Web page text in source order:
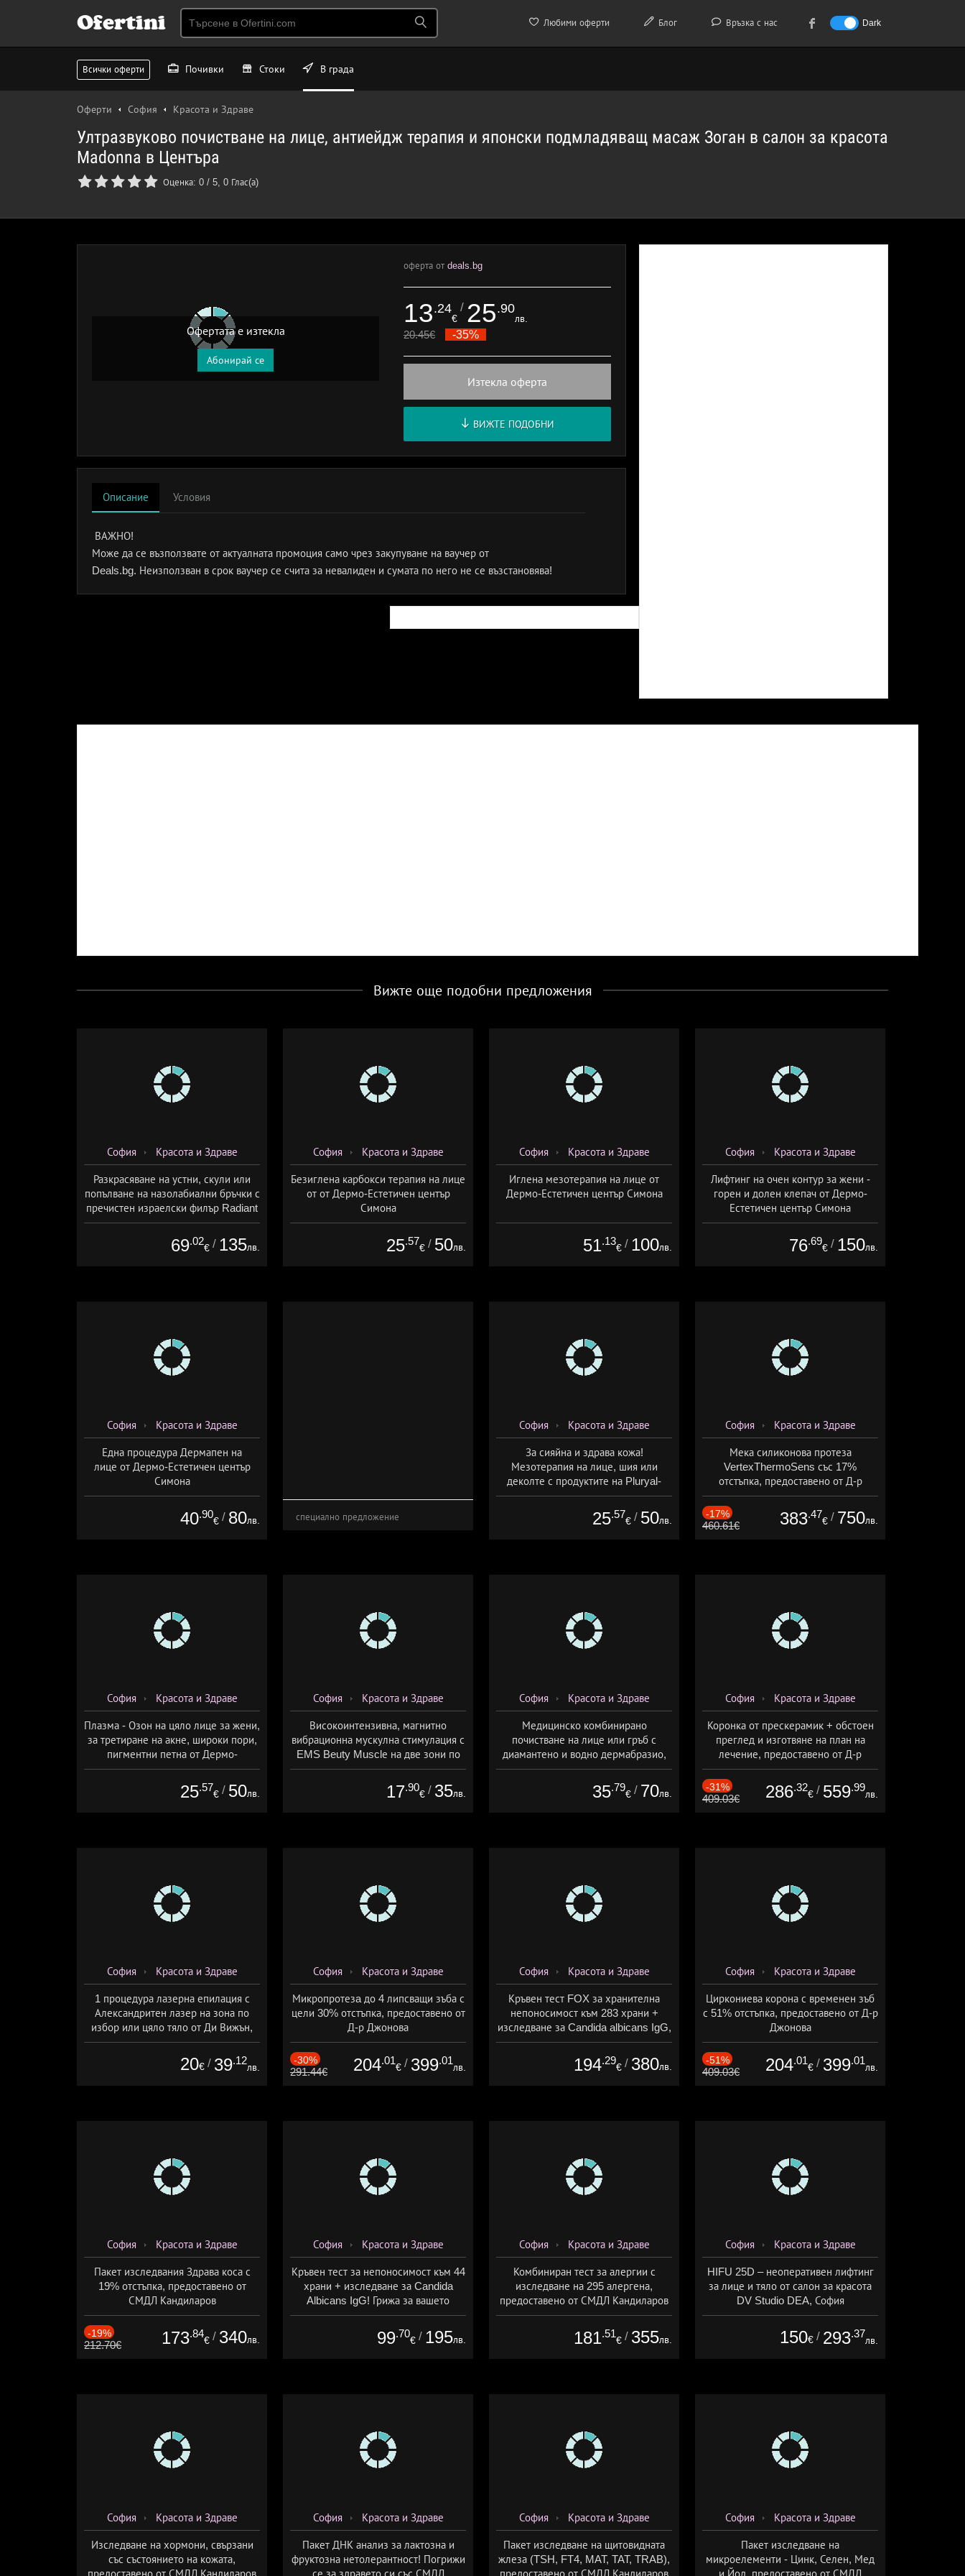
Любими оферти Блог Връзка с нас Dark
Ofertini
Всички оферти Почивки Стоки В града
Оферти София Красота и Здраве
Ултразвуково почистване на лице, антиейдж терапия и японски подмладяващ масаж Зоган в салон за красота
Madonna в Центъра
Оценка: 0 / 5, 0 Глас(а)
Офертата е изтекла
Абонирай се
оферта от deals.bg
13.24
€
/ 25.90
лв.
20.45€ -35%
Изтекла оферта
ВИЖТЕ ПОДОБНИ
Описание Условия
ВАЖНО!
Може да се възползвате от актуалната промоция само чрез закупуване на ваучер от
Deals.bg. Неизползван в срок ваучер се счита за невалиден и сумата по него не се възстановява!
Вижте още подобни предложения
София Красота и Здраве
Разкрасяване на устни, скули или
попълване на назолабиални бръчки с
пречистен израелски филър Radiant
от Дермо-Естетичен център Симона
69.02
€ / 135лв.
София Красота и Здраве
Безиглена карбокси терапия на лице
от от Дермо-Естетичен център
Симона
25.57
€ / 50лв.
София Красота и Здраве
Иглена мезотерапия на лице от
Дермо-Естетичен център Симона
51.13
€ / 100лв.
София Красота и Здраве
Лифтинг на очен контур за жени -
горен и долен клепач от Дермо-
Естетичен център Симона
76.69
€ / 150лв.
София Красота и Здраве
Една процедура Дермапен на
лице от Дермо-Естетичен център
Симона
40.90
€ / 80лв. специално предложение
София Красота и Здраве
За сияйна и здрава кожа!
Мезотерапия на лице, шия или
деколте с продуктите на Pluryal-
mesoline/Refresh/ от Дермо-
Естетичен център Симона
25.57
€ / 50лв.
София Красота и Здраве
Мека силиконова протеза
VertexThermoSens със 17%
отстъпка, предоставено от Д-р
Джонова
-17%
460.61€ 383.47
€ / 750лв.
София Красота и Здраве
Плазма - Озон на цяло лице за жени,
за третиране на акне, широки пори,
пигментни петна от Дермо-
Естетичен център Симона
25.57
€ / 50лв.
София Красота и Здраве
Високоинтензивна, магнитно
вибрационна мускулна стимулация с
EMS Beuty Musclе на две зони по
избор за един човек от Дермо-
Естетичен център Симона
17.90
€ / 35лв.
София Красота и Здраве
Медицинско комбинирано
почистване на лице или гръб с
диамантено и водно дермабразио,
плюс биохимичен пилинг от Дермо-
Естетичен център Симона
35.79
€ / 70лв.
София Красота и Здраве
Коронка от прескерамик + обстоен
преглед и изготвяне на план на
лечение, предоставено от Д-р
Джонова
-31%
409.03€ 286.32
€ / 559.99
лв.
София Красота и Здраве
1 процедура лазерна епилация с
Александритен лазер на зона по
избор или цяло тяло от Ди Вижън,
София
20€ / 39.12
лв.
София Красота и Здраве
Микропротезa до 4 липсващи зъба с
цели 30% отстъпка, предоставено от
Д-р Джонова
-30%
291.44€ 204.01
€ / 399.01
лв.
София Красота и Здраве
Кръвен тест FOX за хранителна
непоносимост към 283 храни +
изследване за Candida albicans IgG,
предоставено от СМДЛ Кандиларов
194.29
€ / 380лв.
София Красота и Здраве
Циркониева корона с временен зъб
с 51% отстъпка, предоставено от Д-р
Джонова
-51%
409.03€ 204.01
€ / 399.01
лв.
София Красота и Здраве
Пакет изследвания Здрава коса с
19% отстъпка, предоставено от
СМДЛ Кандиларов
-19%
212.70€ 173.84
€ / 340лв.
София Красота и Здраве
Кръвен тест за непоносимост към 44
храни + изследване за Candida
Albicans IgG! Грижа за вашето
здраве от СМДЛ Кандиларов
99.70
€ / 195лв.
София Красота и Здраве
Комбиниран тест за алергии с
изследване на 295 алергена,
предоставено от СМДЛ Кандиларов
181.51
€ / 355лв.
София Красота и Здраве
HIFU 25D – неоперативен лифтинг
за лице и тяло от салон за красота
DV Studio DEA, София
150€ / 293.37
лв.
София Красота и Здраве
Изследване на хормони, свързани
със състоянието на кожата,
предоставено от СМДЛ Кандиларов
София Красота и Здраве
Пакет ДНК анализ за лактозна и
фруктозна нетолерантност! Погрижи
се за здравето си със СМДЛ
София Красота и Здраве
Пакет изследване на щитовидната
жлеза (TSH, FT4, MAT, TAT, TRAB),
предоставено от СМДЛ Кандиларов
София Красота и Здраве
Пакет изследване на
микроелементи - Цинк, Селен, Мед
и Йод, предоставено от СМДЛ